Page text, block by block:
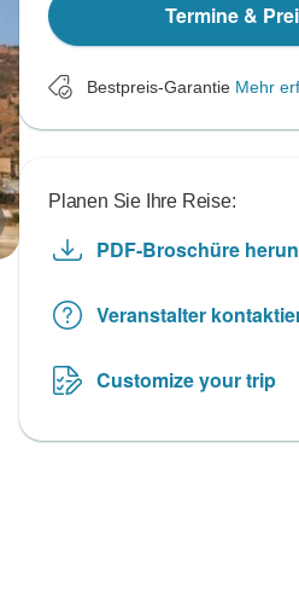
Termine &
Bestpreis-Garantie Mehr
Planen Sie Ihre Reise:
PDF-Broschüre
Veranstalter
Customize your trip